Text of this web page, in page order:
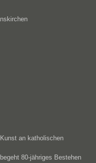
an katholischen
80-jähriges Bestehen